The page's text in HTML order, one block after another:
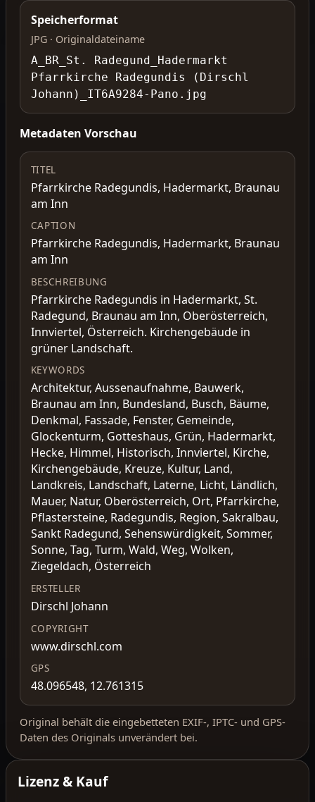
Speicherformat
JPG · Originaldateiname
A_BR_St. Radegund_Hadermarkt
Pfarrkirche Radegundis (Dirschl
Johann)_IT6A9284-Pano.jpg
Metadaten Vorschau
TITEL
Pfarrkirche Radegundis, Hadermarkt, Braunau
am Inn
CAPTION
Pfarrkirche Radegundis, Hadermarkt, Braunau
am Inn
BESCHREIBUNG
Pfarrkirche Radegundis in Hadermarkt, St.
Radegund, Braunau am Inn, Oberösterreich,
Innviertel, Österreich. Kirchengebäude in
grüner Landschaft.
KEYWORDS
Architektur, Aussenaufnahme, Bauwerk,
Braunau am Inn, Bundesland, Busch, Bäume,
Denkmal, Fassade, Fenster, Gemeinde,
Glockenturm, Gotteshaus, Grün, Hadermarkt,
Hecke, Himmel, Historisch, Innviertel, Kirche,
Kirchengebäude, Kreuze, Kultur, Land,
Landkreis, Landschaft, Laterne, Licht, Ländlich,
Mauer, Natur, Oberösterreich, Ort, Pfarrkirche,
Pflastersteine, Radegundis, Region, Sakralbau,
Sankt Radegund, Sehenswürdigkeit, Sommer,
Sonne, Tag, Turm, Wald, Weg, Wolken,
Ziegeldach, Österreich
ERSTELLER
Dirschl Johann
COPYRIGHT
www.dirschl.com
GPS
48.096548, 12.761315
Original behält die eingebetteten EXIF-, IPTC- und GPS-
Daten des Originals unverändert bei.
Lizenz & Kauf